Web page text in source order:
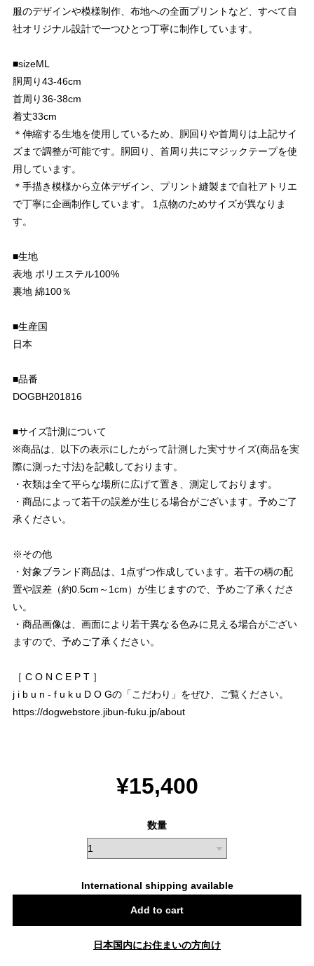
服のデザインや模様制作、布地への全面プリントなど、すべて自
社オリジナル設計で一つひとつ丁寧に制作しています。
■sizeML
胴周り43-46cm
首周り36-38cm
着丈33cm
＊伸縮する生地を使用しているため、胴回りや首周りは上記サイ
ズまで調整が可能です。胴回り、首周り共にマジックテープを使
用しています。
＊手描き模様から立体デザイン、プリント縫製まで自社アトリエ
で丁寧に企画制作しています。 1点物のためサイズが異なりま
す。
■生地
表地 ポリエステル100%
裏地 綿100％
■生産国
日本
■品番
DOGBH201816
■サイズ計測について
※商品は、以下の表示にしたがって計測した実寸サイズ(商品を実
際に測った寸法)を記載しております。
・衣類は全て平らな場所に広げて置き、測定しております。
・商品によって若干の誤差が生じる場合がございます。予めご了
承ください。
※その他
・対象ブランド商品は、1点ずつ作成しています。若干の柄の配
置や誤差（約0.5cm～1cm）が生じますので、予めご了承くださ
い。
・商品画像は、画面により若干異なる色みに見える場合がござい
ますので、予めご了承ください。
［ C O N C E P T ］
j i b u n - f u k u D O Gの「こだわり」をぜひ、ご覧ください。
https://dogwebstore.jibun-fuku.jp/about
¥15,400
数量
International shipping available
Add to cart
日本国内にお住まいの方向け